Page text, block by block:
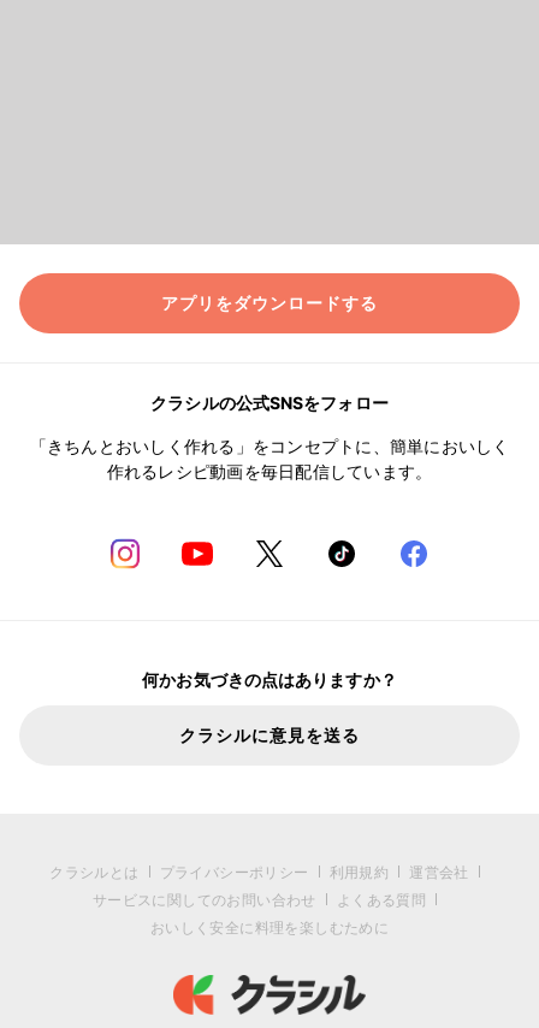
アプリをダウンロードする
クラシルの公式SNSをフォロー
「きちんとおいしく作れる」をコンセプトに、簡単においしく
作れるレシピ動画を毎日配信しています。
何かお気づきの点はありますか？
クラシルに意見を送る
クラシルとは プライバシーポリシー 利用規約
運営会社
サービスに関してのお問い合わせ
よくある質問
おいしく安全に料理を楽しむために